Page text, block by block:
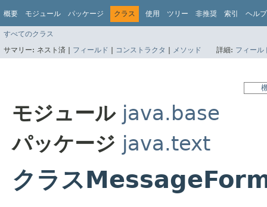
概要 モジュール パッケージ クラス 使用 ツリー 非推奨 索引 ヘルプ
すべてのクラス
サマリー: ネスト済 | フィールド | コンストラクタ | メソッド 詳細: フィール
モジュール java.base
パッケージ java.text
クラス